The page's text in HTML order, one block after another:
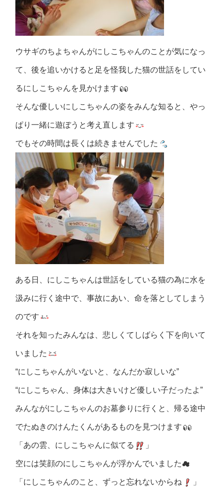
ウサギのちよちゃんがにしこちゃんのことが気になっ
て、後を追いかけると足を怪我した猫の世話をしてい
るにしこちゃんを見かけます
そんな優しいにしこちゃんの姿をみんな知ると、やっ
ぱり一緒に遊ぼうと考え直します
でもその時間は長くは続きませんでした
ある日、にしこちゃんは世話をしている猫の為に水を
汲みに行く途中で、事故にあい、命を落としてしまう
のです
それを知ったみんなは、悲しくてしばらく下を向いて
いました
“にしこちゃんがいないと、なんだか寂しいな”
“にしこちゃん、身体は大きいけど優しい子だったよ”
みんながにしこちゃんのお墓参りに行くと、帰る途中
でたぬきのけんたくんがあるものを見つけます
「あの雲、にしこちゃんに似てる 」
空には笑顔のにしこちゃんが浮かんでいました☁
「にしこちゃんのこと、ずっと忘れないからね 」